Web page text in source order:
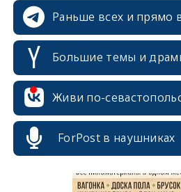
Раньше всех и прямо
Большие темы и
Живи по-
ForPost в наушниках